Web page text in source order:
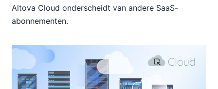
Altova Cloud onderscheidt van andere SaaS-
abonnementen.